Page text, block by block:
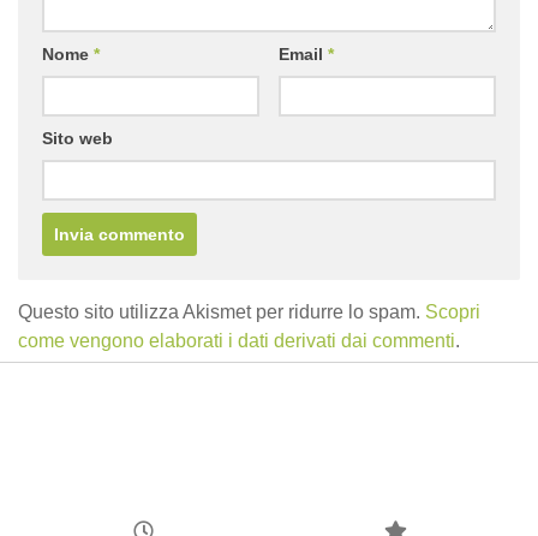
Nome * Email *
Sito web
Questo sito utilizza Akismet per ridurre lo spam. Scopri
come vengono elaborati i dati derivati dai commenti.